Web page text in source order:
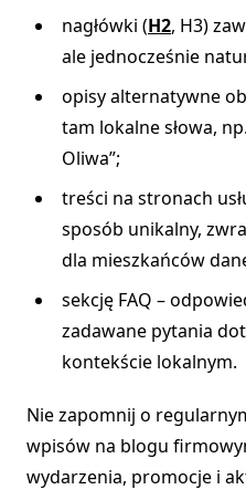
nagłówki (H2, H3)
ale jednocześnie
opisy alternatywne
tam lokalne słowa,
Oliwa”;
treści na stronach
sposób unikalny,
dla mieszkańców
sekcję FAQ –
zadawane pytania
kontekście lokalnym.
Nie zapomnij o
wpisów na blogu
wydarzenia, promocje i